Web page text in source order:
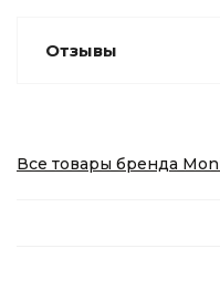
Отзывы
Все товары бренда